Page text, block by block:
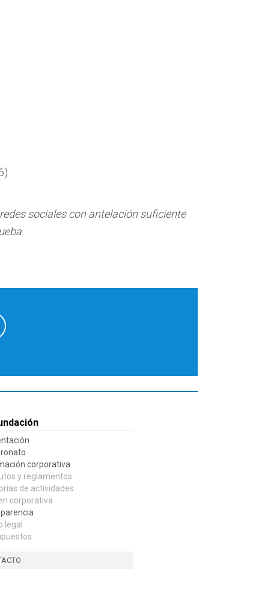
sociales con antelación suficiente
corporativa
y reglamentos
de actividades
corporativa
legal